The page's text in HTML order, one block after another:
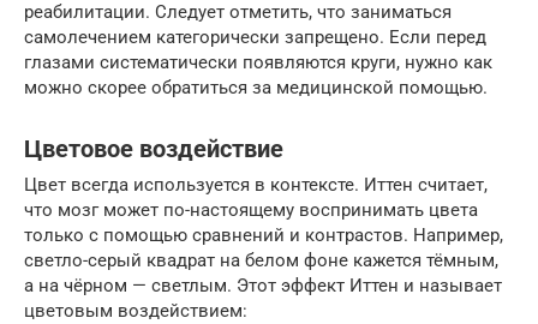
реабилитации. Следует отметить, что заниматься
самолечением категорически запрещено. Если перед
глазами систематически появляются круги, нужно как
можно скорее обратиться за медицинской помощью.
Цветовое воздействие
Цвет всегда используется в контексте. Иттен считает,
что мозг может по-настоящему воспринимать цвета
только с помощью сравнений и контрастов. Например,
светло-серый квадрат на белом фоне кажется тёмным,
а на чёрном — светлым. Этот эффект Иттен и называет
цветовым воздействием: